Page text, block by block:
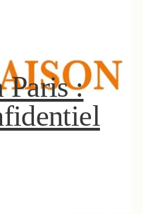
Paris :